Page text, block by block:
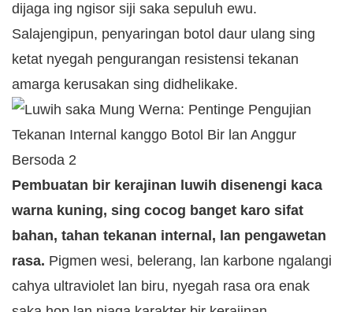
dijaga ing ngisor siji saka sepuluh ewu.
Salajengipun, penyaringan botol daur ulang sing
ketat nyegah pengurangan resistensi tekanan
amarga kerusakan sing didhelikake.
Pembuatan bir kerajinan luwih disenengi kaca
warna kuning, sing cocog banget karo sifat
bahan, tahan tekanan internal, lan pengawetan
rasa. Pigmen wesi, belerang, lan karbone ngalangi
cahya ultraviolet lan biru, nyegah rasa ora enak